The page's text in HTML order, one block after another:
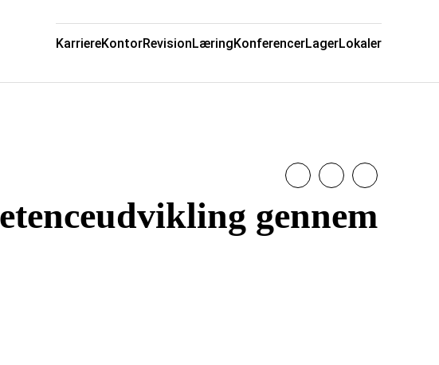
KarriereKontorRevisionLæringKonferencerLagerLokaler
gennem